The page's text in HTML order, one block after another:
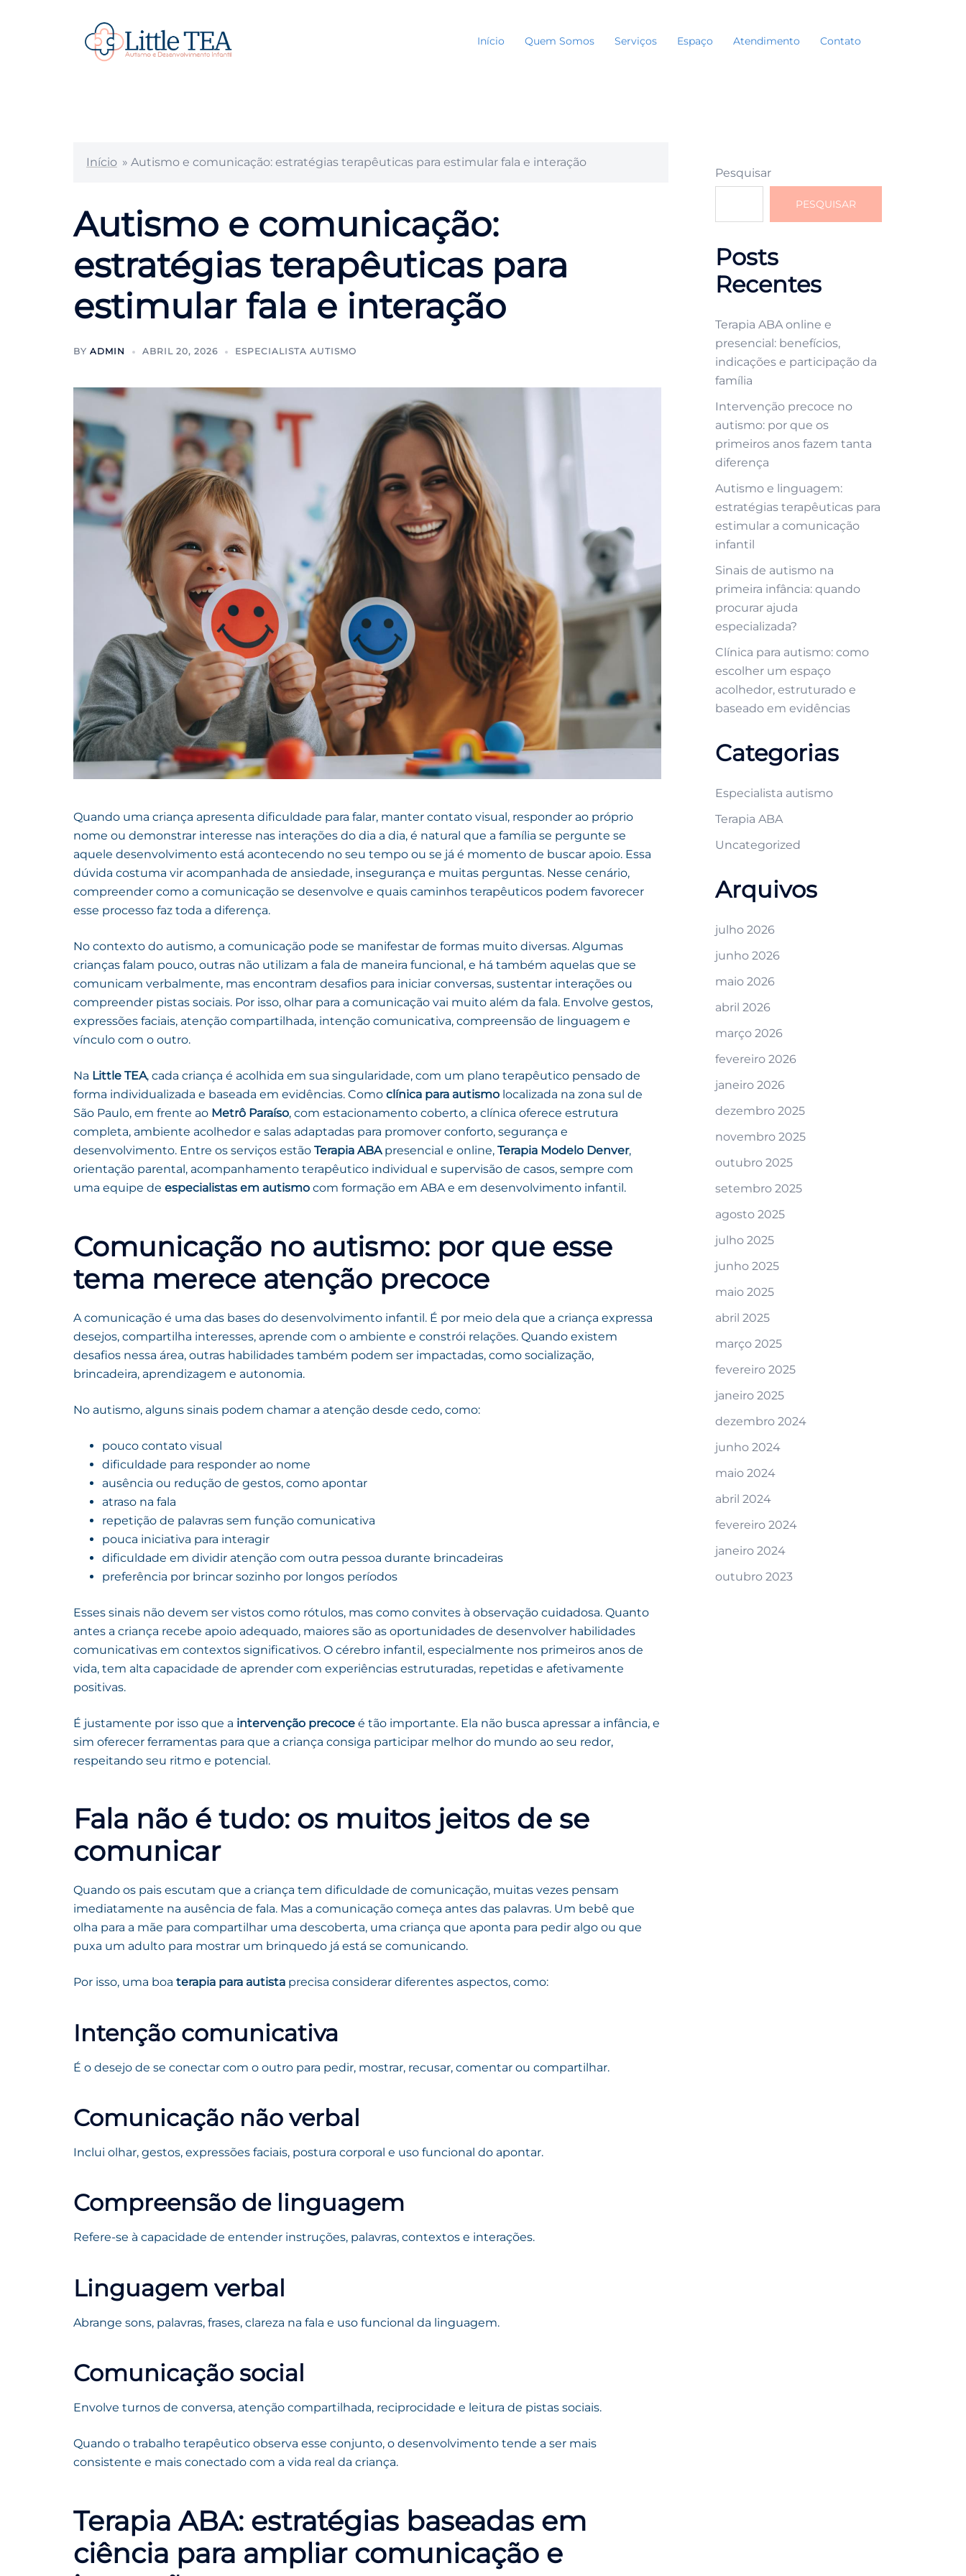
Início Quem Somos Serviços Espaço Atendimento Contato
Início » Autismo e comunicação: estratégias terapêuticas para estimular fala e interação
Autismo e comunicação:
estratégias terapêuticas para
estimular fala e interação
BY ADMIN ABRIL 20, 2026 ESPECIALISTA AUTISMO
Quando uma criança apresenta dificuldade para falar, manter contato visual, responder ao próprio
nome ou demonstrar interesse nas interações do dia a dia, é natural que a família se pergunte se
aquele desenvolvimento está acontecendo no seu tempo ou se já é momento de buscar apoio. Essa
dúvida costuma vir acompanhada de ansiedade, insegurança e muitas perguntas. Nesse cenário,
compreender como a comunicação se desenvolve e quais caminhos terapêuticos podem favorecer
esse processo faz toda a diferença.
No contexto do autismo, a comunicação pode se manifestar de formas muito diversas. Algumas
crianças falam pouco, outras não utilizam a fala de maneira funcional, e há também aquelas que se
comunicam verbalmente, mas encontram desafios para iniciar conversas, sustentar interações ou
compreender pistas sociais. Por isso, olhar para a comunicação vai muito além da fala. Envolve gestos,
expressões faciais, atenção compartilhada, intenção comunicativa, compreensão de linguagem e
vínculo com o outro.
Na Little TEA, cada criança é acolhida em sua singularidade, com um plano terapêutico pensado de
forma individualizada e baseada em evidências. Como clínica para autismo localizada na zona sul de
São Paulo, em frente ao Metrô Paraíso, com estacionamento coberto, a clínica oferece estrutura
completa, ambiente acolhedor e salas adaptadas para promover conforto, segurança e
desenvolvimento. Entre os serviços estão Terapia ABApresencial e online, Terapia Modelo Denver,
orientação parental, acompanhamento terapêutico individual e supervisão de casos, sempre com
uma equipe de especialistas em autismo com formação em ABA e em desenvolvimento infantil.
Comunicação no autismo: por que esse
tema merece atenção precoce
A comunicação é uma das bases do desenvolvimento infantil. É por meio dela que a criança expressa
desejos, compartilha interesses, aprende com o ambiente e constrói relações. Quando existem
desafios nessa área, outras habilidades também podem ser impactadas, como socialização,
brincadeira, aprendizagem e autonomia.
No autismo, alguns sinais podem chamar a atenção desde cedo, como:
pouco contato visual
dificuldade para responder ao nome
ausência ou redução de gestos, como apontar
atraso na fala
repetição de palavras sem função comunicativa
pouca iniciativa para interagir
dificuldade em dividir atenção com outra pessoa durante brincadeiras
preferência por brincar sozinho por longos períodos
Esses sinais não devem ser vistos como rótulos, mas como convites à observação cuidadosa. Quanto
antes a criança recebe apoio adequado, maiores são as oportunidades de desenvolver habilidades
comunicativas em contextos significativos. O cérebro infantil, especialmente nos primeiros anos de
vida, tem alta capacidade de aprender com experiências estruturadas, repetidas e afetivamente
positivas.
É justamente por isso que a intervenção precoce é tão importante. Ela não busca apressar a infância, e
sim oferecer ferramentas para que a criança consiga participar melhor do mundo ao seu redor,
respeitando seu ritmo e potencial.
Fala não é tudo: os muitos jeitos de se
comunicar
Quando os pais escutam que a criança tem dificuldade de comunicação, muitas vezes pensam
imediatamente na ausência de fala. Mas a comunicação começa antes das palavras. Um bebê que
olha para a mãe para compartilhar uma descoberta, uma criança que aponta para pedir algo ou que
puxa um adulto para mostrar um brinquedo já está se comunicando.
Por isso, uma boa terapia para autista precisa considerar diferentes aspectos, como:
Intenção comunicativa
É o desejo de se conectar com o outro para pedir, mostrar, recusar, comentar ou compartilhar.
Comunicação não verbal
Inclui olhar, gestos, expressões faciais, postura corporal e uso funcional do apontar.
Compreensão de linguagem
Refere-se à capacidade de entender instruções, palavras, contextos e interações.
Linguagem verbal
Abrange sons, palavras, frases, clareza na fala e uso funcional da linguagem.
Comunicação social
Envolve turnos de conversa, atenção compartilhada, reciprocidade e leitura de pistas sociais.
Quando o trabalho terapêutico observa esse conjunto, o desenvolvimento tende a ser mais
consistente e mais conectado com a vida real da criança.
Terapia ABA: estratégias baseadas em
ciência para ampliar comunicação e
Pesquisar
PESQUISAR
Posts
Recentes
Terapia ABA online e
presencial: benefícios,
indicações e participação da
família
Intervenção precoce no
autismo: por que os
primeiros anos fazem tanta
diferença
Autismo e linguagem:
estratégias terapêuticas para
estimular a comunicação
infantil
Sinais de autismo na
primeira infância: quando
procurar ajuda
especializada?
Clínica para autismo: como
escolher um espaço
acolhedor, estruturado e
baseado em evidências
Categorias
Especialista autismo
Terapia ABA
Uncategorized
Arquivos
julho 2026
junho 2026
maio 2026
abril 2026
março 2026
fevereiro 2026
janeiro 2026
dezembro 2025
novembro 2025
outubro 2025
setembro 2025
agosto 2025
julho 2025
junho 2025
maio 2025
abril 2025
março 2025
fevereiro 2025
janeiro 2025
dezembro 2024
junho 2024
maio 2024
abril 2024
fevereiro 2024
janeiro 2024
outubro 2023